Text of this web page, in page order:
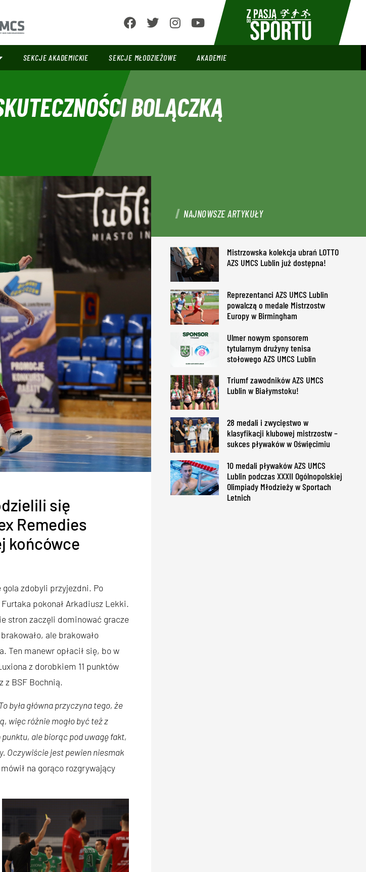
SEKCJE AKADEMICKIE SEKCJE MŁODZIEŻOWE AKADEMIE
BOLĄCZKĄ
się
Remedies
końcówce
zdobyli przyjezdni. Po
pokonał Arkadiusz Lekki.
stron zaczęli dominować gracze
ale brakowało
Ten manewr opłacił się, bo w
z dorobkiem 11 punktów
z BSF Bochnią.
była główna przyczyna tego, że
więc różnie mogło być też z
ale biorąc pod uwagę fakt,
Oczywiście jest pewien niesmak
na gorąco rozgrywający
NAJNOWSZE ARTYKUŁY
Mistrzowska kolekcja ubrań LOTTO
AZS UMCS Lublin już dostępna!
Reprezentanci AZS UMCS Lublin
powalczą o medale Mistrzostw
Europy w Birmingham
Ulmer nowym sponsorem
tytularnym drużyny tenisa
stołowego AZS UMCS Lublin
Triumf zawodników AZS UMCS
Lublin w Białymstoku!
28 medali i zwycięstwo w
klasyfikacji klubowej mistrzostw –
sukces pływaków w Oświęcimiu
10 medali pływaków AZS UMCS
Lublin podczas XXXII Ogólnopolskiej
Olimpiady Młodzieży w Sportach
Letnich